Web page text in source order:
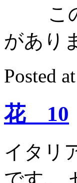
この
があ
Posted
花 10
イタリ
です。